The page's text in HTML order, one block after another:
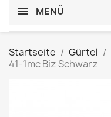
MENÜ
Startseite Gürtel
41-1mc Biz Schwarz